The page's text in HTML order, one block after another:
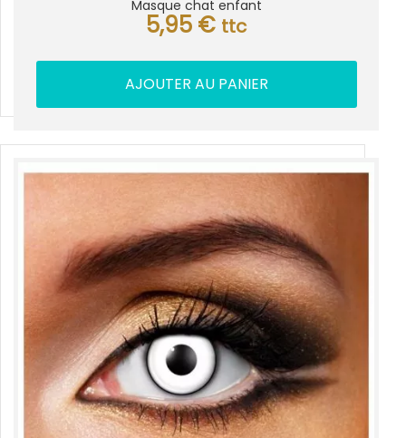
Masque chat enfant
5,95 € ttc
AJOUTER AU PANIER